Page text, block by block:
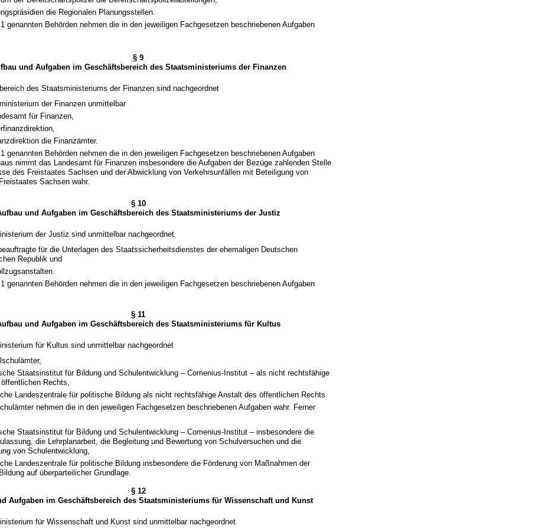
die Regionalen Planungsstellen.
genannten Behörden nehmen die in den jeweiligen Fachgesetzen beschriebenen Aufgaben
§ 9
und Aufgaben im Geschäftsbereich des Staatsministeriums der Finanzen
des Staatsministeriums der Finanzen sind nachgeordnet
der Finanzen unmittelbar
für Finanzen,
die Finanzämter.
genannten Behörden nehmen die in den jeweiligen Fachgesetzen beschriebenen Aufgaben
nimmt das Landesamt für Finanzen insbesondere die Aufgaben der Bezüge zahlenden Stelle
des Freistaates Sachsen und der Abwicklung von Verkehrsunfällen mit Beteiligung von
Sachsen wahr.
§ 10
und Aufgaben im Geschäftsbereich des Staatsministeriums der Justiz
der Justiz sind unmittelbar nachgeordnet
für die Unterlagen des Staatssicherheitsdienstes der ehemaligen Deutschen
Republik und
genannten Behörden nehmen die in den jeweiligen Fachgesetzen beschriebenen Aufgaben
§ 11
und Aufgaben im Geschäftsbereich des Staatsministeriums für Kultus
für Kultus sind unmittelbar nachgeordnet
Staatsinstitut für Bildung und Schulentwicklung – Comenius-Institut – als nicht rechtsfähige
Rechts,
Landeszentrale für politische Bildung als nicht rechtsfähige Anstalt des öffentlichen Rechts.
nehmen die in den jeweiligen Fachgesetzen beschriebenen Aufgaben wahr. Ferner
Staatsinstitut für Bildung und Schulentwicklung – Comenius-Institut – insbesondere die
die Lehrplanarbeit, die Begleitung und Bewertung von Schulversuchen und die
von Schulentwicklung,
Landeszentrale für politische Bildung insbesondere die Förderung von Maßnahmen der
auf überparteilicher Grundlage.
§ 12
Aufgaben im Geschäftsbereich des Staatsministeriums für Wissenschaft und Kunst
für Wissenschaft und Kunst sind unmittelbar nachgeordnet